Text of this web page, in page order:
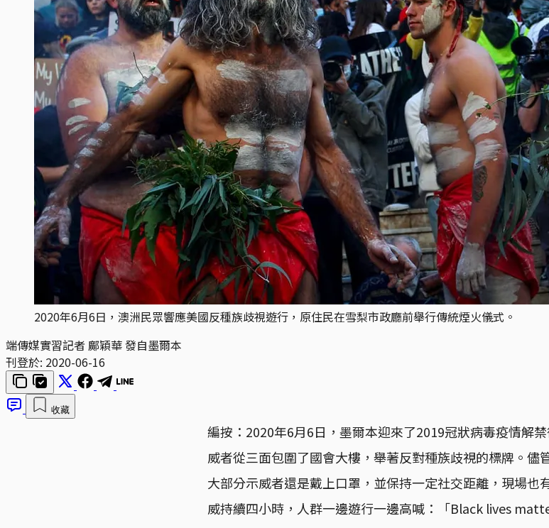
2020年6月6日，澳洲民眾響應美國反種族歧視遊行，原住民在雪梨市政廳前舉行傳統煙火儀式。
端傳媒實習記者 鄺穎華 發自墨爾本
刊登於: 2020-06-16
收藏
編按：2020年6月6日，墨爾本迎來了2019冠狀病毒疫情解
威者從三面包圍了國會大樓，舉著反對種族歧視的標牌。儘
大部分示威者還是戴上口罩，並保持一定社交距離，現場也
威持續四小時，人群一邊遊行一邊高喊：「Black lives